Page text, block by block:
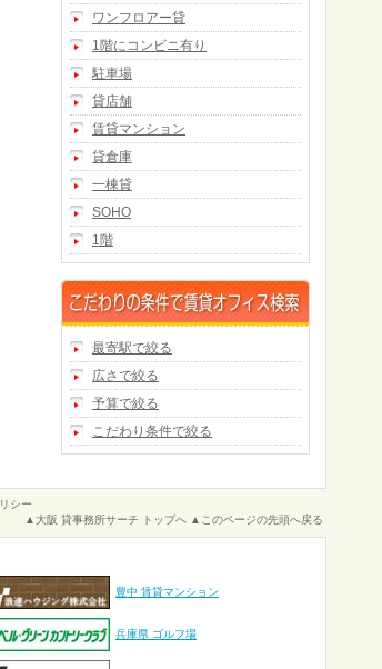
ワンフロアー貸
1階にコンビニ有り
駐車場
貸店舗
賃貸マンション
貸倉庫
一棟貸
SOHO
1階
最寄駅で絞る
広さで絞る
予算で絞る
こだわり条件で絞る
シー
▲大阪 貸事務所サーチ トップへ ▲このページの先頭へ戻る
豊中 賃貸マンション
兵庫県 ゴルフ場